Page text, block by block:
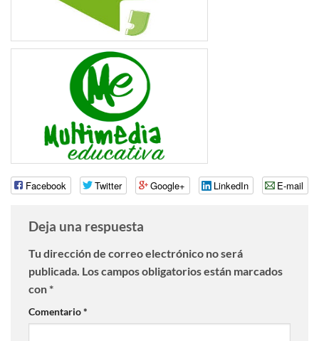
Facebook Twitter Google+ LinkedIn E-mail
Deja una respuesta
Tu dirección de correo electrónico no será
publicada. Los campos obligatorios están marcados
con*
Comentario*